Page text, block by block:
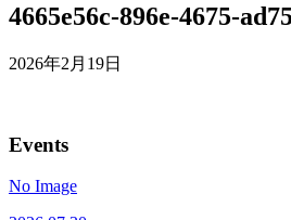
4665e56c-896e-4675-
2026年2月19日
Events
No Image